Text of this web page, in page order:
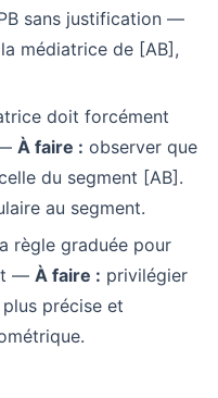
sans justification —
médiatrice de [AB],
doit forcément
À faire : observer que
du segment [AB].
au segment.
règle graduée pour
— À faire : privilégier
précise et